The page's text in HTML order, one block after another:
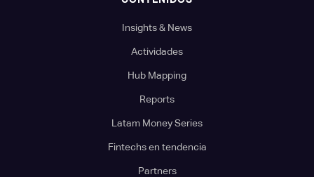
Insights & News
Actividades
Hub Mapping
Reports
Latam Money Series
Fintechs en tendencia
Partners